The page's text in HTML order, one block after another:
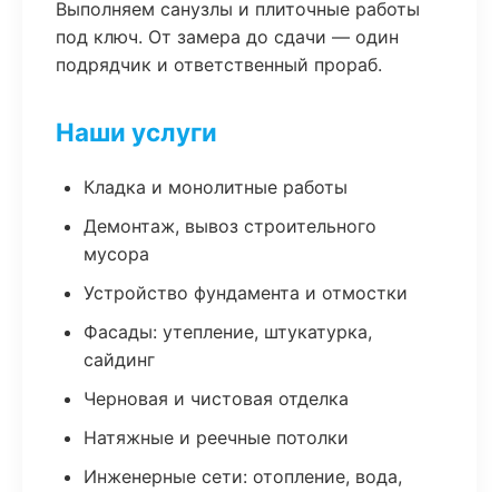
Выполняем санузлы и плиточные работы
под ключ. От замера до сдачи — один
подрядчик и ответственный прораб.
Наши услуги
Кладка и монолитные работы
Демонтаж, вывоз строительного
мусора
Устройство фундамента и отмостки
Фасады: утепление, штукатурка,
сайдинг
Черновая и чистовая отделка
Натяжные и реечные потолки
Инженерные сети: отопление, вода,